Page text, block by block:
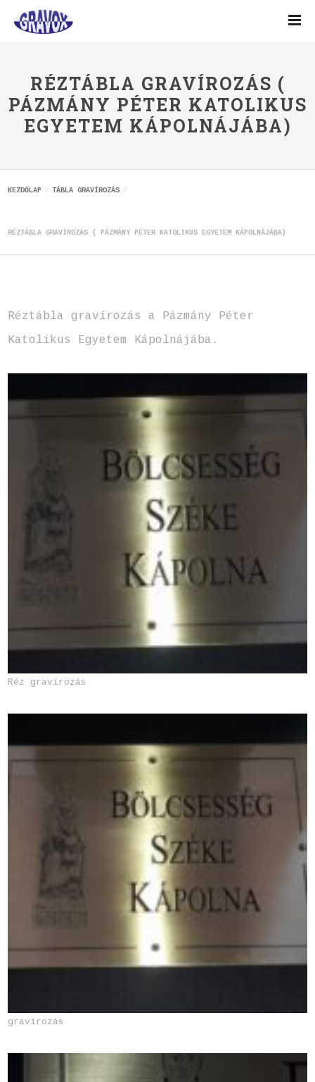
RÉZTÁBLA GRAVÍROZÁS (
PÁZMÁNY PÉTER KATOLIKUS
EGYETEM KÁPOLNÁJÁBA)
KEZDŐLAP TÁBLA GRAVÍROZÁS
RÉZTÁBLA GRAVÍROZÁS ( PÁZMÁNY PÉTER KATOLIKUS EGYETEM KÁPOLNÁJÁBA)
Réztábla gravírozás a Pázmány Péter
Katolikus Egyetem Kápolnájába.
Réz gravírozás
gravírozás